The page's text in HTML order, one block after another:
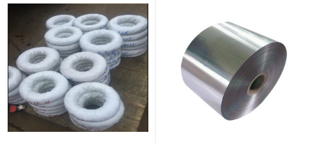
1#钴 321,000—341,000
89,000—95,000 92,000
2#锑 85,000—91,000 88,000 1,000
1#镁 17,000—18,000 17,500
1#电解锰 18,900—19,100 19,000